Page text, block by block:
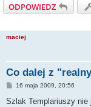
ODPOWIEDZ
maciej
Co dalej z
P
s
16 maja 2009, 20:56
Szlak Templariuszy